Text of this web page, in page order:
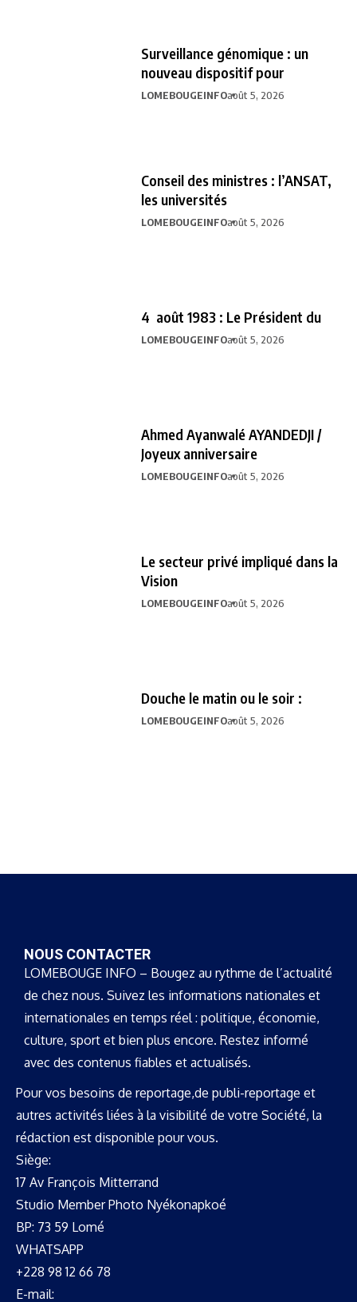
Surveillance génomique : un
nouveau dispositif pour
LOMEBOUGEINFOaoût 5, 2026
Conseil des ministres : l’ANSAT,
les universités
LOMEBOUGEINFOaoût 5, 2026
4 août 1983 : Le Président du
LOMEBOUGEINFOaoût 5, 2026
Ahmed Ayanwalé AYANDEDJI /
Joyeux anniversaire
LOMEBOUGEINFOaoût 5, 2026
Le secteur privé impliqué dans la
Vision
LOMEBOUGEINFOaoût 5, 2026
Douche le matin ou le soir :
LOMEBOUGEINFOaoût 5, 2026
NOUS CONTACTER
LOMEBOUGE INFO – Bougez au rythme de l’actualité
de chez nous. Suivez les informations nationales et
internationales en temps réel : politique, économie,
culture, sport et bien plus encore. Restez informé
avec des contenus fiables et actualisés.
Pour vos besoins de reportage,de publi-reportage et
autres activités liées à la visibilité de votre Société, la
rédaction est disponible pour vous.
Siège:
17 Av François Mitterrand
Studio Member Photo Nyékonapkoé
BP: 73 59 Lomé
WHATSAPP ‪
+228 98 12 66 78
E-mail: